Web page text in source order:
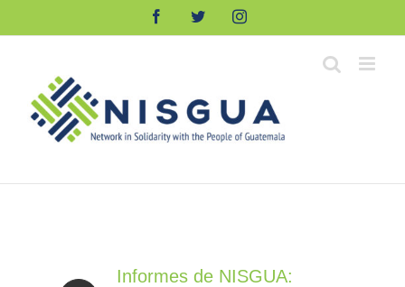
FacebookTwitterInstagram
Informes de NISGUA: